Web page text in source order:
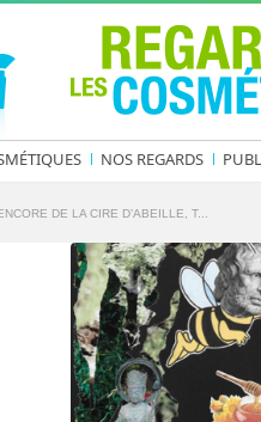
NOS REGARDS
DE LA CIRE D’ABEILLE, T...